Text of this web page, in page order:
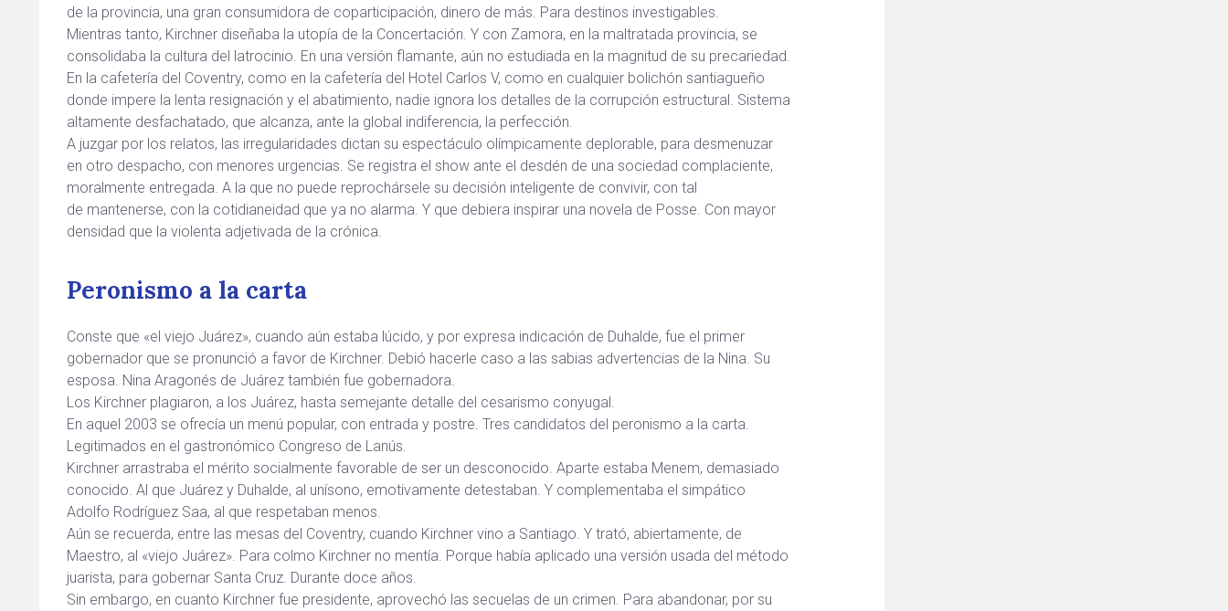
de la provincia, una gran consumidora de coparticipación, dinero de más. Para destinos investigables.
Mientras tanto, Kirchner diseñaba la utopía de la Concertación. Y con Zamora, en la maltratada provincia, se
consolidaba la cultura del latrocinio. En una versión flamante, aún no estudiada en la magnitud de su precariedad.
En la cafetería del Coventry, como en la cafetería del Hotel Carlos V, como en cualquier bolichón santiagueño
donde impere la lenta resignación y el abatimiento, nadie ignora los detalles de la corrupción estructural. Sistema
altamente desfachatado, que alcanza, ante la global indiferencia, la perfección.
A juzgar por los relatos, las irregularidades dictan su espectáculo olímpicamente deplorable, para desmenuzar
en otro despacho, con menores urgencias. Se registra el show ante el desdén de una sociedad complaciente,
moralmente entregada. A la que no puede reprochársele su decisión inteligente de convivir, con tal
de mantenerse, con la cotidianeidad que ya no alarma. Y que debiera inspirar una novela de Posse. Con mayor
densidad que la violenta adjetivada de la crónica.
Peronismo a la carta
Conste que «el viejo Juárez», cuando aún estaba lúcido, y por expresa indicación de Duhalde, fue el primer
gobernador que se pronunció a favor de Kirchner. Debió hacerle caso a las sabias advertencias de la Nina. Su
esposa. Nina Aragonés de Juárez también fue gobernadora.
Los Kirchner plagiaron, a los Juárez, hasta semejante detalle del cesarismo conyugal.
En aquel 2003 se ofrecía un menú popular, con entrada y postre. Tres candidatos del peronismo a la carta.
Legitimados en el gastronómico Congreso de Lanús.
Kirchner arrastraba el mérito socialmente favorable de ser un desconocido. Aparte estaba Menem, demasiado
conocido. Al que Juárez y Duhalde, al unísono, emotivamente detestaban. Y complementaba el simpático
Adolfo Rodríguez Saa, al que respetaban menos.
Aún se recuerda, entre las mesas del Coventry, cuando Kirchner vino a Santiago. Y trató, abiertamente, de
Maestro, al «viejo Juárez». Para colmo Kirchner no mentía. Porque había aplicado una versión usada del método
juarista, para gobernar Santa Cruz. Durante doce años.
Sin embargo, en cuanto Kirchner fue presidente, aprovechó las secuelas de un crimen. Para abandonar, por su